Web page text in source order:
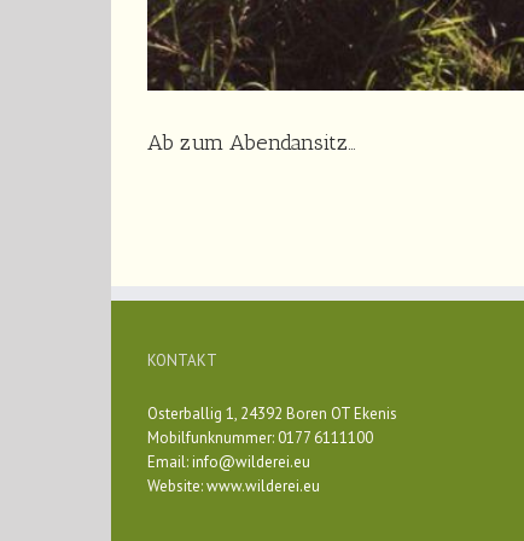
Ab zum Abendansitz…
KONTAKT
Osterballig 1, 24392 Boren OT Ekenis
Mobilfunknummer: 0177 6111100
Email:info@wilderei.eu
Website:www.wilderei.eu